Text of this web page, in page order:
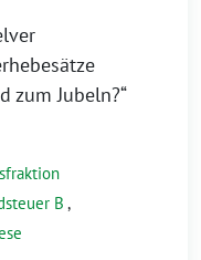
zum Jubeln?“
B ,